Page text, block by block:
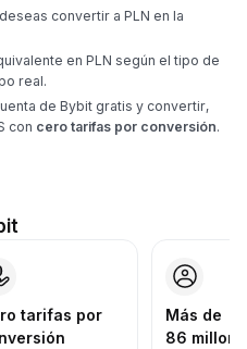
convertir a PLN en la
en PLN según el tipo de
real.
de Bybit gratis y convertir,
con cero tarifas por conversión.
tarifas por
Más de
86